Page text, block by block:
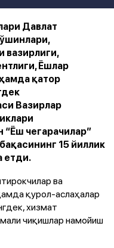
Давлат
вазирлиги,
Ёшлар
қатор
Вазирлар
“Ёш чегарачилар”
15 йиллик
етди.
ва
қурол-аслаҳалар
хизмат
чиқишлар намойиш